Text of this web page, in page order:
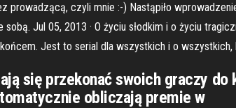
prowadzącą, czyli mnie :-) Nastąpiło
sobą. Jul 05, 2013 · O życiu słodkim i o życiu
Jest to serial dla wszystkich i o
się przekonać swoich graczy
obliczają premie w